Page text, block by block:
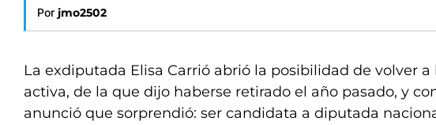
Por jmo2502
La exdiputada Elisa Carrió abrió la posibilidad de volver a
activa, de la que dijo haberse retirado el año pasado, y
anunció que sorprendió: ser candidata a diputada